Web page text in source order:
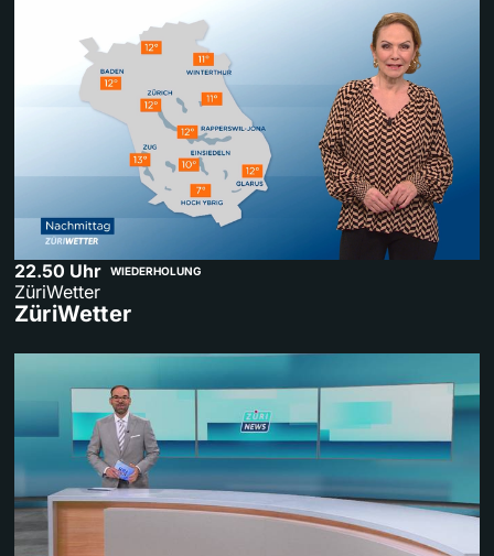
22.50 Uhr WIEDERHOLUNG
ZüriWetter
ZüriWetter